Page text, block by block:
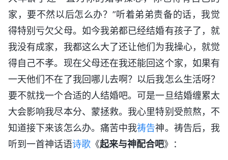
家，要不然以后怎么办？”听着弟弟责备的话，我觉
得特别亏欠父母。如今我弟都已经结婚有孩子了，就
我没有成家，我都这么大了还让他们为我操心，就觉
得自己不孝。现在父母还在我还能回这个家，如果有
一天他们不在了我回哪儿去啊？以后我怎么生活呀？
要不就找一个合适的人结婚吧。可是一旦结婚缠累太
大会影响我尽本分、蒙拯救。我心里特别受煎熬，不
知道接下来该怎么办。痛苦中我祷告神。祷告后，我
听到一首神话语诗歌 《起来与神配合吧》：